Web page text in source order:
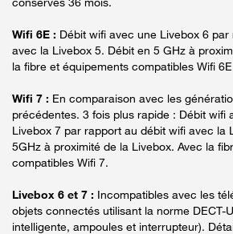
Wifi 6E : Débit wifi avec une Livebox 6
avec la Livebox 5. Débit en 5 GHz à
la fibre et équipements compatibles Wifi
Wifi 7 : En comparaison avec les
précédentes. 3 fois plus rapide : Débit wifi
Livebox 7 par rapport au débit wifi avec la
5GHz à proximité de la Livebox. Avec la
compatibles Wifi 7.
Livebox 6 et 7 : Incompatibles avec les
objets connectés utilisant la norme DECT-
intelligente, ampoules et interrupteur).